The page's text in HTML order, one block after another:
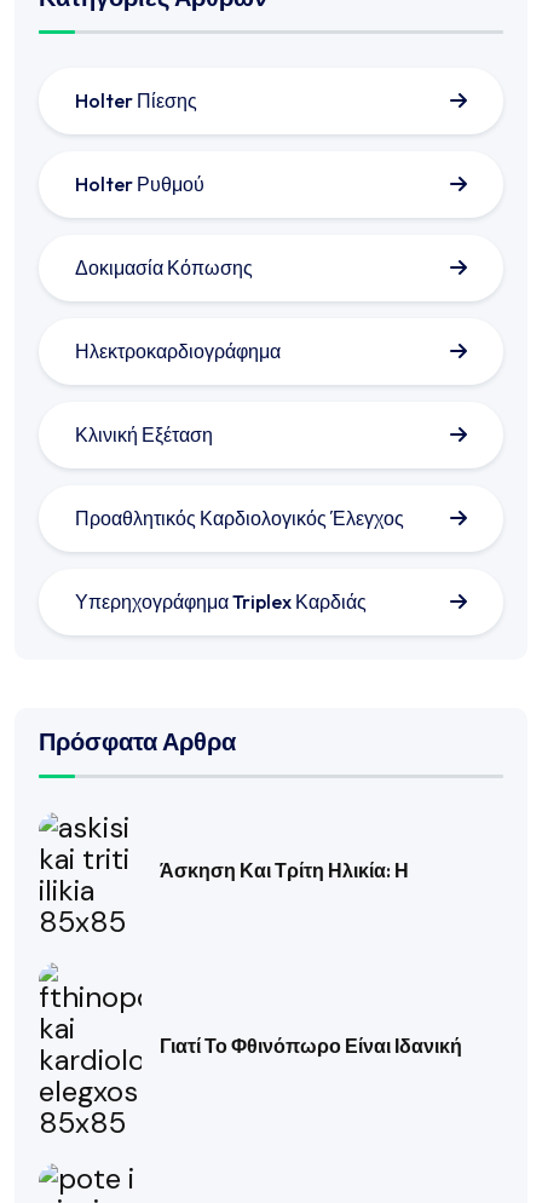
Holter Πίεσης
Holter Ρυθμού
Δοκιμασία Κόπωσης
Ηλεκτροκαρδιογράφημα
Κλινική Εξέταση
Προαθλητικός Καρδιολογικός Έλεγχος
Υπερηχογράφημα Triplex Καρδιάς
Πρόσφατα Αρθρα
Άσκηση Και Τρίτη Ηλικία: Η
Γιατί Το Φθινόπωρο Είναι Ιδανική